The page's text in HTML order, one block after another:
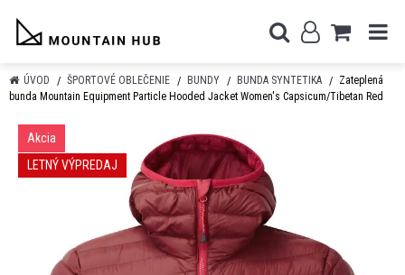
ÚVOD ŠPORTOVÉ OBLEČENIE BUNDY BUNDA SYNTETIKA
Zateplená
bunda Mountain Equipment Particle Hooded Jacket Women's Capsicum/Tibetan Red
Akcia
LETNÝ VÝPREDAJ